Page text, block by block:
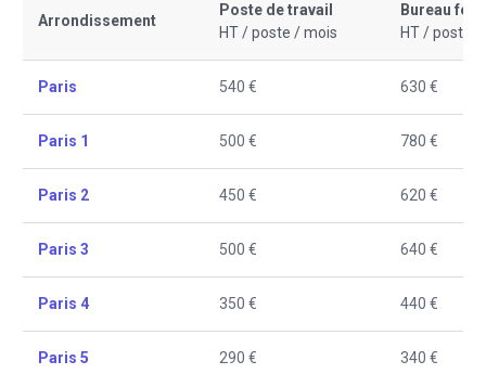
Arrondissement
Poste de travail
HT / poste / mois
Bureau
HT / poste /
Paris 540 € 630 €
Paris 1 500 € 780 €
Paris 2 450 € 620 €
Paris 3 500 € 640 €
Paris 4 350 € 440 €
Paris 5 290 € 340 €